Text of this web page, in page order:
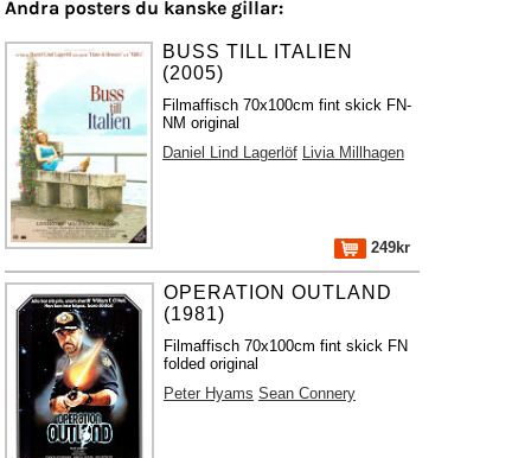
Andra posters du kanske gillar:
BUSS TILL ITALIEN
(2005)
Filmaffisch 70x100cm fint skick FN-
NM original
Daniel Lind Lagerlöf Livia Millhagen
249kr
OPERATION OUTLAND
(1981)
Filmaffisch 70x100cm fint skick FN
folded original
Peter Hyams Sean Connery